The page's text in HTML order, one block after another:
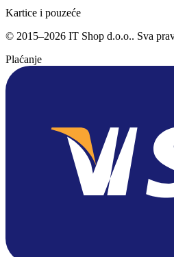
Kartice i pouzeće
© 2015–2026 IT Shop d.o.o.. Sva
Plaćanje